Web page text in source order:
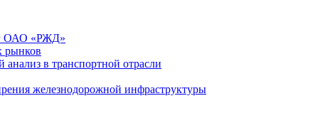
ОАО «РЖД»
рынков
в транспортной отрасли
железнодорожной инфраструктуры